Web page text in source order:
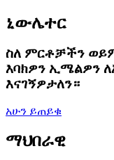
ኒውሌተር
ስለ ምርቶቻችን
እባክዎን ኢሜልዎን
እናገኝዎታለን።
አሁን ይጠይቁ
ማህበራዊ